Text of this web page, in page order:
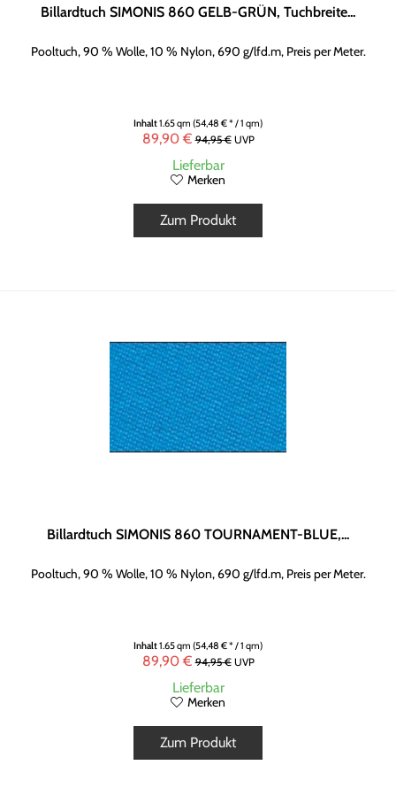
Billardtuch SIMONIS 860 GELB-GRÜN, Tuchbreite...
Pooltuch, 90 % Wolle, 10 % Nylon, 690 g/lfd.m, Preis per Meter.
Inhalt1.65 qm(54,48 € * / 1 qm)
89,90 € 94,95 €UVP
Lieferbar
Merken
Zum Produkt
Billardtuch SIMONIS 860 TOURNAMENT-BLUE,...
Pooltuch, 90 % Wolle, 10 % Nylon, 690 g/lfd.m, Preis per Meter.
Inhalt1.65 qm(54,48 € * / 1 qm)
89,90 € 94,95 €UVP
Lieferbar
Merken
Zum Produkt